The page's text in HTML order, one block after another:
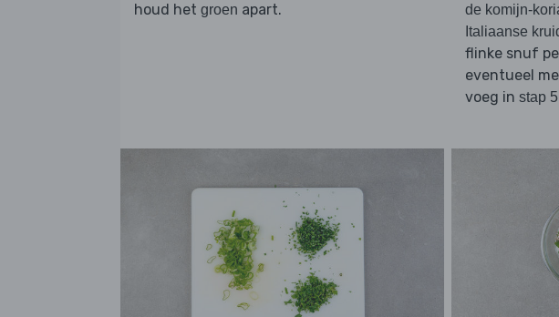
houd het groen apart.
de komijn-
Italiaanse
flinke snuf
eventueel
voeg in stap 5